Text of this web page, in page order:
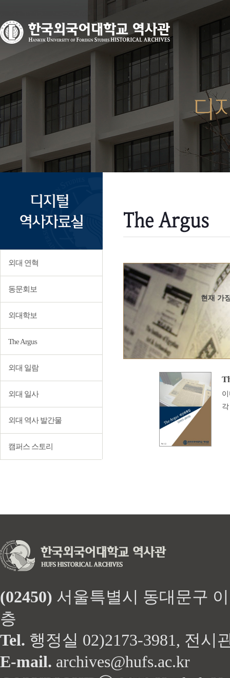
외대 연혁
동문회보
외대학보
The Argus
외대 일람
외대 일사
외대 역사 발간물
캠퍼스 스토리
디
The Argus
현재 가
(02450) 서울특별시 동대문구
층
Tel. 행정실 02)2173-3981, 전시
E-mail. archives@hufs.ac.kr